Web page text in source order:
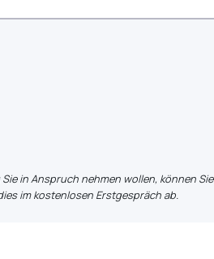
in Anspruch nehmen wollen, können Sie
im kostenlosen Erstgespräch ab.